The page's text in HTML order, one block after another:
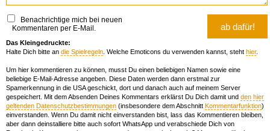
Benachrichtige mich bei neuen
Kommentaren per E-Mail.
Das Kleingedruckte:
Halte Dich bitte an die Spielregeln . Welche Emoticons du verwenden kannst, steht hier.
Um hier kommentieren zu können, musst Du einen beliebigen Namen sowie eine
beliebige E-Mail-Adresse angeben. Diese Daten werden dann erstmal zur
Spamerkennung in die USA geschickt, dort und danach auch auf meinem Server
gespeichert. Mit dem Absenden Deines Kommentars erklärst Du Dich damit und den hier
geltenden Datenschutzbestimmungen (insbesondere dem Abschnitt Kommentarfunktion)
einverstanden. Wenn Du damit nicht einverstanden bist, lass das Kommentieren bleiben,
aber dann deinstalliere bitte auch sofort WhatsApp und verabschiede Dich von